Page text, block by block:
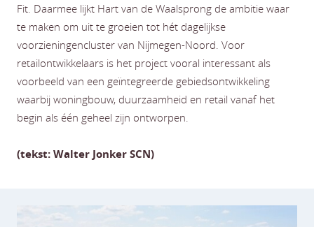
Fit. Daarmee lijkt Hart van de Waalsprong de ambitie waar
te maken om uit te groeien tot hét dagelijkse
voorzieningencluster van Nijmegen-Noord. Voor
retailontwikkelaars is het project vooral interessant als
voorbeeld van een geïntegreerde gebiedsontwikkeling
waarbij woningbouw, duurzaamheid en retail vanaf het
begin als één geheel zijn ontworpen.
(tekst: Walter Jonker SCN)